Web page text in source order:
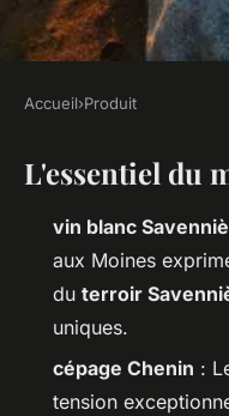
Maîtriser
roche aux
Amable •10/06/2026
Accueil›Produit
L'essentiel du
vin blanc
aux Moines
du terroir
uniques.
cépage Chenin :
tension